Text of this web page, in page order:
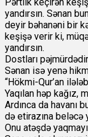
Pərtlik keçirən
yandırsın. Sənan
deyir bəhanəni bir
keşişə verir ki,
yandırsın.
Dostları
Sənan isə yenə
“Hökmi-Qur’an
Yaqılan həp kağız,
Ardınca da havanı
də etirazına beləcə
Onu atəşdə